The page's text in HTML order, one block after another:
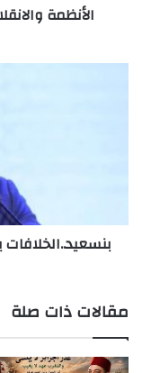
الأنظمة
العلن
مقالات ذات صلة